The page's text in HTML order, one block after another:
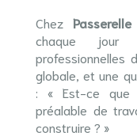
Chez
chaque jour
professionnelles
globale, et une
: « Est-ce que
préalable de
construire ? »